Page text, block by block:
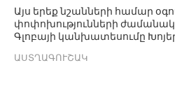
Այս երեք նշանների համար
փոփոխությունների ժամանակ
Գլոբայի կանխատեսումը
ԱՍՏՂԱԳՈՒՇԱԿ